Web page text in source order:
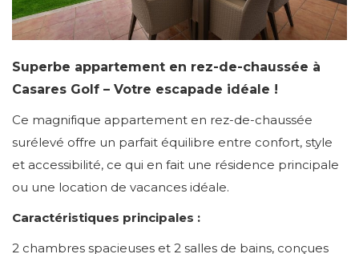
Superbe appartement en rez-de-chaussée à
Casares Golf – Votre escapade idéale !
Ce magnifique appartement en rez-de-chaussée
surélevé offre un parfait équilibre entre confort, style
et accessibilité, ce qui en fait une résidence principale
ou une location de vacances idéale.
Caractéristiques principales :
2 chambres spacieuses et 2 salles de bains, conçues